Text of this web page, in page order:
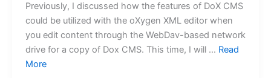
Previously, I discussed how the features of DoX CMS
could be utilized with the oXygen XML editor when
you edit content through the WebDav-based network
drive for a copy of Dox CMS. This time, I will … Read
More